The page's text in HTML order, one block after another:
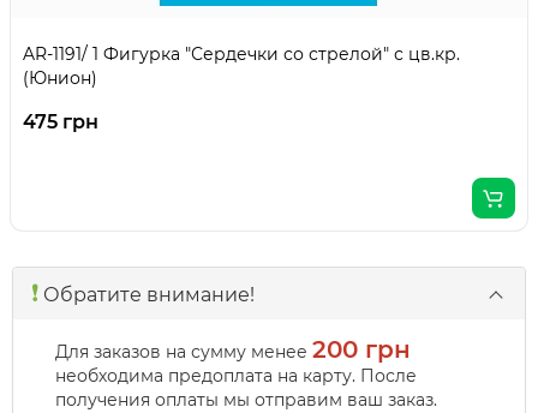
AR-1191/ 1 Фигурка "Сердечки со стрелой" с цв.кр.
(Юнион)
475 грн
❗️ Обратите внимание!
Для заказов на сумму менее 200 грн
необходима предоплата на карту. После
получения оплаты мы отправим ваш заказ.